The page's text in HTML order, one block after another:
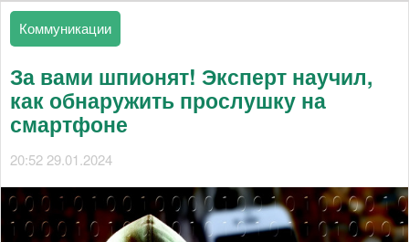
Коммуникации
За вами шпионят! Эксперт научил,
как обнаружить прослушку на
смартфоне
20:52 29.01.2024